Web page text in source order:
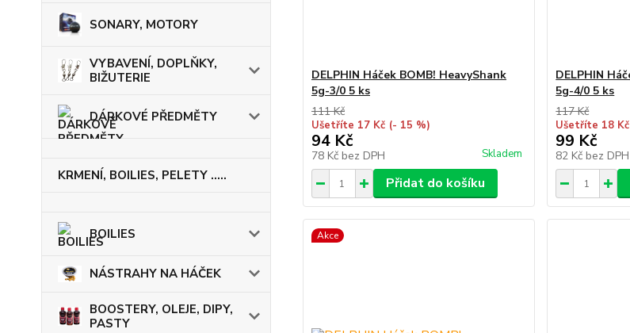
SONARY, MOTORY
VYBAVENÍ, DOPLŇKY,
BIŽUTERIE
DÁRKOVÉ PŘEDMĚTY
KRMENÍ, BOILIES, PELETY .....
BOILIES
NÁSTRAHY NA HÁČEK
BOOSTERY, OLEJE, DIPY,
PASTY
DELPHIN Háček BOMB! HeavyShank
5g-3/0 5 ks
111 Kč
Ušetříte 17 Kč (- 15 %)
94 Kč
78 Kč bez DPH Skladem
Přidat do košíku
DELPHIN
5g-4/0 5 ks
117 Kč
Ušetříte 18 Kč
99 Kč
82 Kč bez DPH
Akce